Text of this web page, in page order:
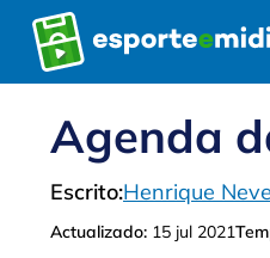
Pular
para
o
Agenda
Escrito:Henrique
Actualizado: 15 jul 2021